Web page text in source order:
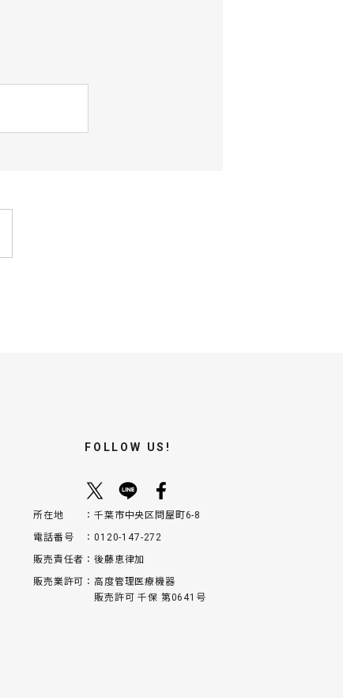
FOLLOW US!
所在地
千葉市中央区問屋町6-8
電話番号
0120-147-272
販売責任者
後藤恵律加
販売業許可
高度管理医療機器
販売許可 千保 第0641号